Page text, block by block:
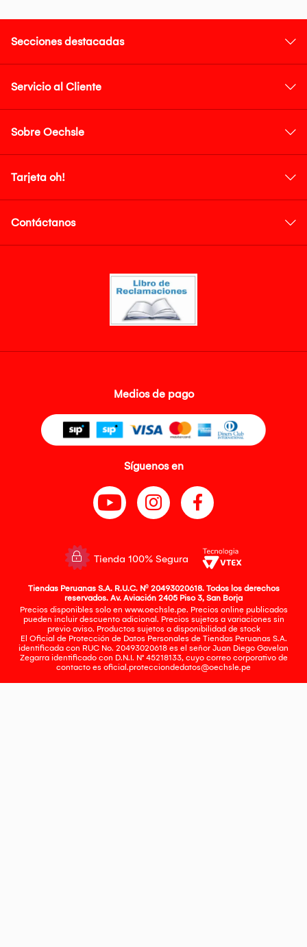
Secciones destacadas
Servicio al Cliente
Sobre Oechsle
Tarjeta oh!
Contáctanos
Medios de pago
Síguenos en
Tienda 100% Segura
Tiendas Peruanas S.A. R.U.C. Nº 20493020618. Todos los derechos
reservados. Av. Aviación 2405 Piso 3, San Borja
Precios disponibles solo en www.oechsle.pe. Precios online publicados
pueden incluir descuento adicional. Precios sujetos a variaciones sin
previo aviso. Productos sujetos a disponibilidad de stock
El Oficial de Protección de Datos Personales de Tiendas Peruanas S.A.
identificada con RUC No. 20493020618 es el señor Juan Diego Gavelan
Zegarra identificado con D.N.I. N° 45218133, cuyo correo corporativo de
contacto es oficial.protecciondedatos@oechsle.pe